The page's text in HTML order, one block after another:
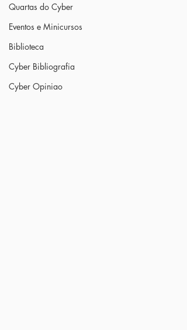
Quartas do Cyber
Eventos e Minicursos
Biblioteca
Cyber Bibliografia
Cyber Opiniao